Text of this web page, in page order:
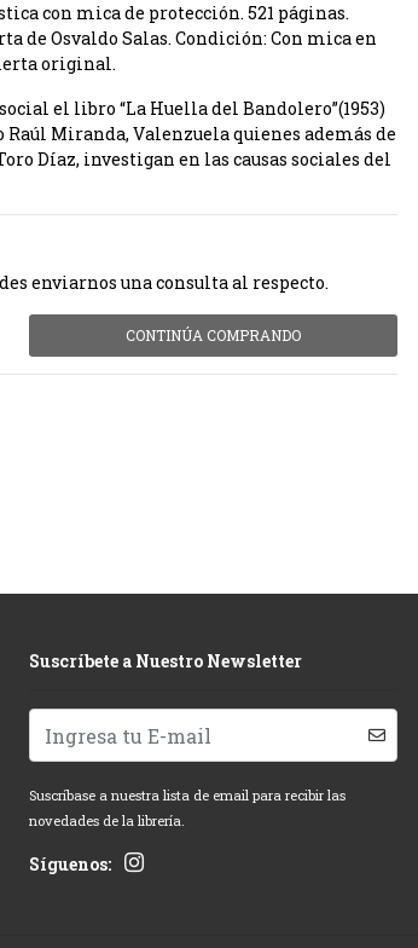
con mica de protección. 521 páginas.
de Osvaldo Salas. Condición: Con mica en
original.
el libro “La Huella del Bandolero”(1953)
Raúl Miranda, Valenzuela quienes además de
Díaz, investigan en las causas sociales del
enviarnos una consulta al respecto.
CONTINÚA COMPRANDO
Suscríbete a Nuestro Newsletter
Suscríbase a nuestra lista de email para recibir las
novedades de la librería.
Síguenos: